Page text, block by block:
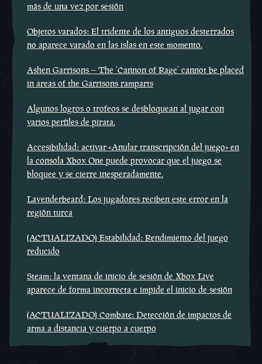
más de una vez por sesión
Objetos varados: El tridente de los antiguos desterrados
no aparece varado en las islas en este momento.
Ashen Garrisons – The ‘Cannon of Rage’ cannot be placed
in areas of the Garrisons ramparts
Algunos logros o trofeos se desbloquean al jugar con
varios perfiles de pirata.
Accesibilidad: activar «Anular transcripción del juego» en
la consola Xbox One puede provocar que el juego se
bloquee y se cierre inesperadamente.
Lavenderbeard: Los jugadores reciben este error en la
región turca
(ACTUALIZADO) Estabilidad: Rendimiento del juego
reducido
Steam: la ventana de inicio de sesión de Xbox Live
aparece de forma incorrecta e impide el inicio de sesión
(ACTUALIZADO) Combate: Detección de impactos de
arma a distancia y cuerpo a cuerpo